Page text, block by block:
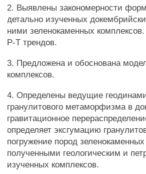
2. Выявлены закономерности
детально изученных
ними зеленокаменных
Р-Т трендов.
3. Предложена и обоснована
комплексов.
4. Определены ведущие
гранулитового метаморфизма в
гравитационное
определяет эксгумацию
погружение пород
полученными геологическим и
изученных комплексов.